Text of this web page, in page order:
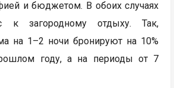
и бюджетом. В обоих случаях
к загородному отдыху. Так,
на 1–2 ночи бронируют на 10%
году, а на периоды от 7